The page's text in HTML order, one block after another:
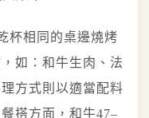
杯相同的桌邊燒烤
如：和牛生肉、法
方式則以適當配料
搭方面，和牛47–